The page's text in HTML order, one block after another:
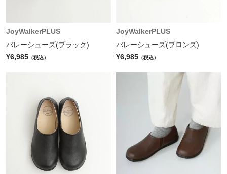
JoyWalkerPLUS
バレーシューズ(ブラック)
¥6,985 （税込）
JoyWalkerPLUS
バレーシューズ(ブロンズ)
¥6,985 （税込）